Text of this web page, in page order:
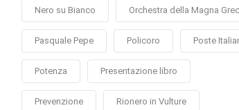
Nero su Bianco Orchestra della Magna
Pasquale Pepe Policoro Poste
Potenza Presentazione libro
Prevenzione Rionero in Vulture